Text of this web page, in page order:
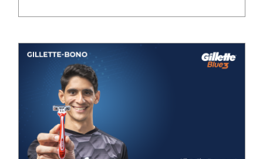
MEHDI ZERRAD
MANAGER
CHAIMAA
DIGITAL MANAGER
IDMOUSSA SAFAA
PUBLIC RELATIONS
CONSULTANT
NOUHAILA DIKER